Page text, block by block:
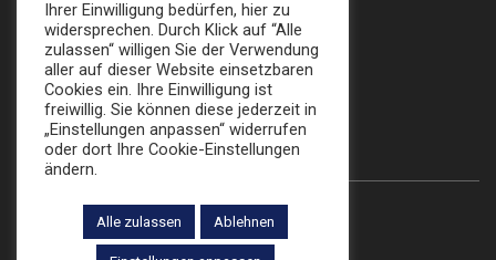
Katalog
FOLLOW US:
© 2022 Die Broker Werbe GmbH
Ihrer Einwilligung bedürfen, hier zu
widersprechen. Durch Klick auf “Alle
zulassen“ willigen Sie der Verwendung
aller auf dieser Website einsetzbaren
Cookies ein. Ihre Einwilligung ist
freiwillig. Sie können diese jederzeit in
„Einstellungen anpassen“ widerrufen
oder dort Ihre Cookie-Einstellungen
ändern.
Alle zulassen Ablehnen